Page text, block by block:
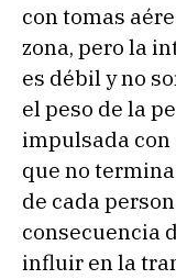
con tomas
zona, pero la
es débil y no
el peso de la
impulsada con
que no
de cada
consecuencia
influir en la